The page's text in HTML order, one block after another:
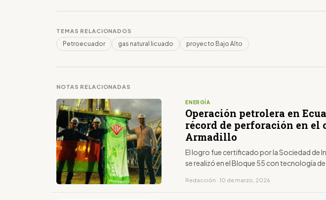
TEMAS RELACIONADOS
Petroecuador gas natural licuado proyecto Bajo Alto
NOTAS RELACIONADAS
ENERGÍA
Operación petrolera en
récord de perforación en el
Armadillo
El logro fue certificado por la Sociedad de
se realizó en el Bloque 55 con tecnología
Redacción · 10 de marzo, 2026